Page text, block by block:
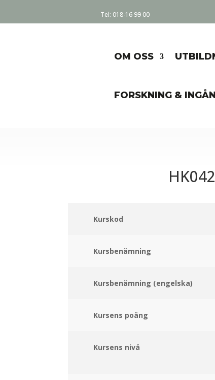
Tel: 018-16 99 00
OM OSS
FORSKNING &
Kurskod
Kursbenämning
Kursbenämning (engelska)
Kursens poäng
Kursens nivå